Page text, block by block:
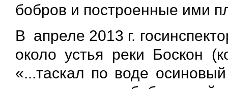
бобров и построенные ими
В апреле 2013 г.
около устья реки Боскон
«...таскал по воде